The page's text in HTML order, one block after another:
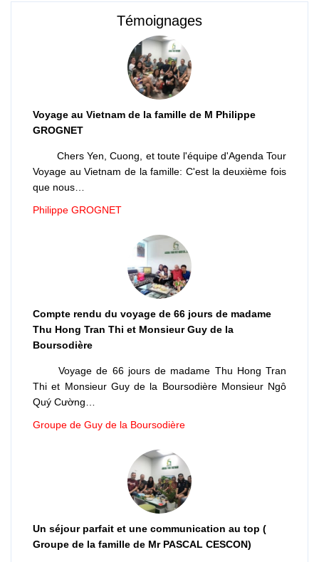
Témoignages
Voyage au Vietnam de la famille de M Philippe
GROGNET
Chers Yen, Cuong, et toute l'équipe d'Agenda Tour
Voyage au Vietnam de la famille: C'est la deuxième fois
que nous…
Philippe GROGNET
Compte rendu du voyage de 66 jours de madame
Thu Hong Tran Thi et Monsieur Guy de la
Boursodière
Voyage de 66 jours de madame Thu Hong Tran
Thi et Monsieur Guy de la Boursodière Monsieur Ngô
Quý Cường…
Groupe de Guy de la Boursodière
Un séjour parfait et une communication au top (
Groupe de la famille de Mr PASCAL CESCON)